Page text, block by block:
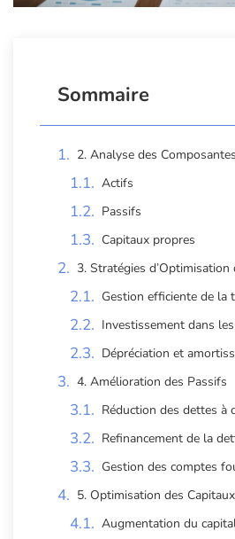
Sommaire
Actifs
Passifs
Capitaux propres
3. Stratégies d’Optimisation
Gestion efficiente de la
Investissement dans
4. Amélioration des Passifs
Réduction des dettes à
Refinancement de la
Gestion des comptes
5. Optimisation des
Augmentation du